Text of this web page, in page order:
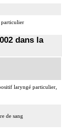
particulier
dans la
laryngé particulier,
de sang